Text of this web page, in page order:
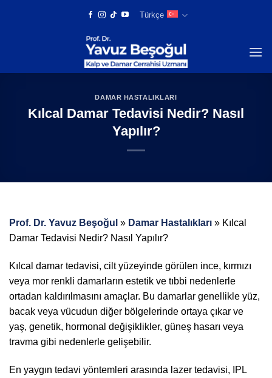
Türkçe
DAMAR HASTALIKLARI
Kılcal Damar Tedavisi Nedir? Nasıl
Yapılır?
Prof. Dr. Yavuz Beşoğul » Damar Hastalıkları » Kılcal
Damar Tedavisi Nedir? Nasıl Yapılır?
Kılcal damar tedavisi, cilt yüzeyinde görülen ince, kırmızı
veya mor renkli damarların estetik ve tıbbi nedenlerle
ortadan kaldırılmasını amaçlar. Bu damarlar genellikle yüz,
bacak veya vücudun diğer bölgelerinde ortaya çıkar ve
yaş, genetik, hormonal değişiklikler, güneş hasarı veya
travma gibi nedenlerle gelişebilir.
En yaygın tedavi yöntemleri arasında lazer tedavisi, IPL